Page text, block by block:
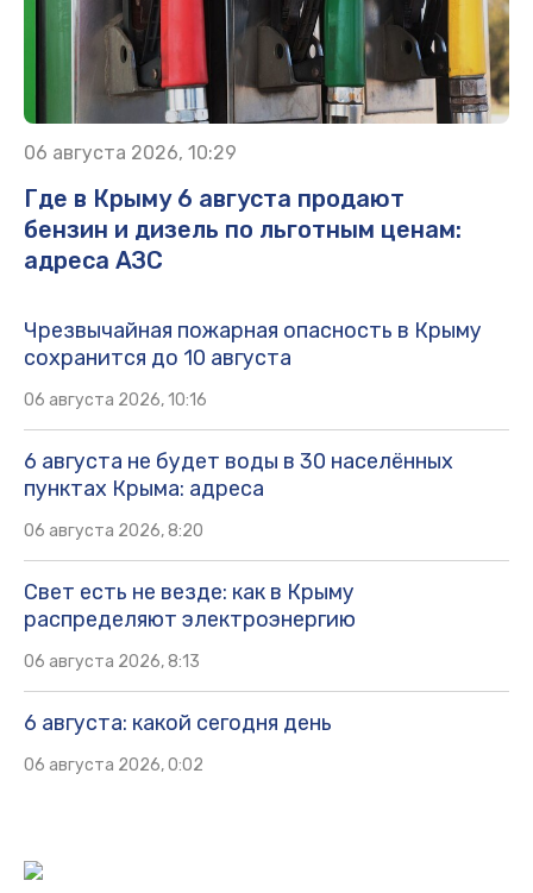
06 августа 2026, 10:29
Где в Крыму 6 августа продают
бензин и дизель по льготным ценам:
адреса АЗС
Чрезвычайная пожарная опасность в Крыму
сохранится до 10 августа
06 августа 2026, 10:16
6 августа не будет воды в 30 населённых
пунктах Крыма: адреса
06 августа 2026, 8:20
Свет есть не везде: как в Крыму
распределяют электроэнергию
06 августа 2026, 8:13
6 августа: какой сегодня день
06 августа 2026, 0:02